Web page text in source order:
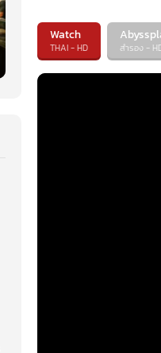
Watch
THAI - HD สำรอง -